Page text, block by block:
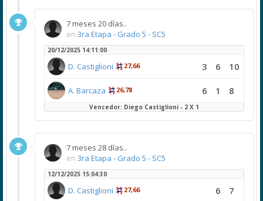
7 meses 20 días..
en 3ra Etapa - Grado 5 - SC5
20/12/2025 14:11:00
D. Castiglioni 27,66 3 6 10
A. Barcaza 26,78 6 1 8
Vencedor: Diego Castiglioni - 2 X 1
7 meses 28 días..
en 3ra Etapa - Grado 5 - SC5
12/12/2025 15:04:30
D. Castiglioni 27,66 6 7